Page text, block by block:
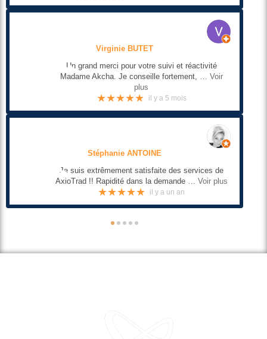
Virginie BUTET
Un grand merci pour votre suivi et réactivité
Madame Akcha. Je conseille fortement,
… Voir
plus
★★★★★ il y a 5 mois
Stéphanie ANTOINE
Je suis extrêmement satisfaite des services de
AxioTrad !! Rapidité dans la demande … Voir plus
★★★★★ il y a un an
●●●●
●